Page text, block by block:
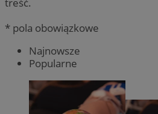
treść.
* pola obowiązkowe
Najnowsze
Popularne